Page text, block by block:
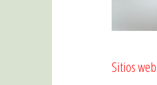
Sitios